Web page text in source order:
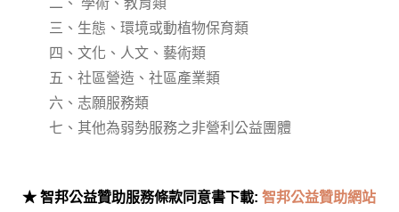
三、生態、環境或動植物保育類
四、文化、人文、藝術類
五、社區營造、社區產業類
六、志願服務類
七、其他為弱勢服務之非營利公益團體
★ 智邦公益贊助服務條款同意書下載: 智邦公益贊助網站